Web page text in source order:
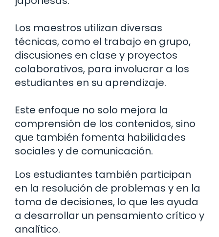
Los maestros utilizan diversas
técnicas, como el trabajo en grupo,
discusiones en clase y proyectos
colaborativos, para involucrar a los
estudiantes en su aprendizaje.
Este enfoque no solo mejora la
comprensión de los contenidos, sino
que también fomenta habilidades
sociales y de comunicación.
Los estudiantes también participan
en la resolución de problemas y en la
toma de decisiones, lo que les ayuda
a desarrollar un pensamiento crítico y
analítico.